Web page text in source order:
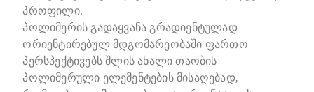
პროფილი.
პოლიმერის გადაყვანა გრადიენტულად
ორიენტირებულ მდგომარეობაში ფართო
პერსპექტივებს შლის ახალი თაობის
პოლიმერული ელემენტების მისაღებად,